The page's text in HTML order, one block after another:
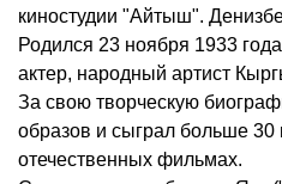
киностудии "Айтыш".
Родился 23 ноября 1933
актер, народный артист
За свою творческую
образов и сыграл больше 30
отечественных фильмах.